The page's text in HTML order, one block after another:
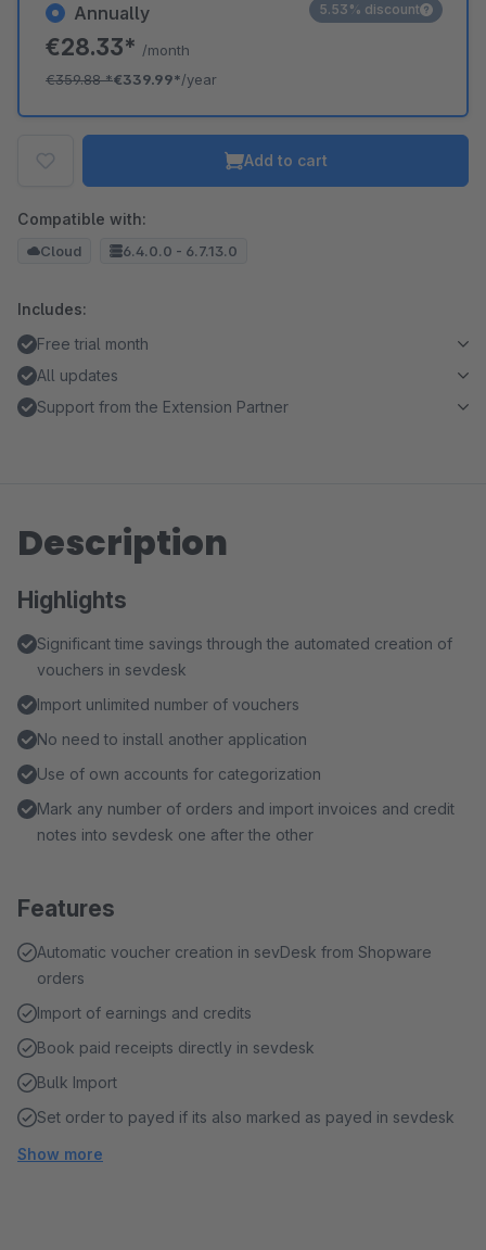
Annually
€28.33* /month
€359.88*€339.99*/year
5.53% discount
Add to cart
Compatible with:
Cloud 6.4.0.0 - 6.7.13.0
Includes:
Free trial month
All updates
Support from the Extension Partner
Description
Highlights
Significant time savings through the automated creation of
vouchers in sevdesk
Import unlimited number of vouchers
No need to install another application
Use of own accounts for categorization
Mark any number of orders and import invoices and credit
notes into sevdesk one after the other
Features
Automatic voucher creation in sevDesk from Shopware
orders
Import of earnings and credits
Book paid receipts directly in sevdesk
Bulk Import
Set order to payed if its also marked as payed in sevdesk
Show more